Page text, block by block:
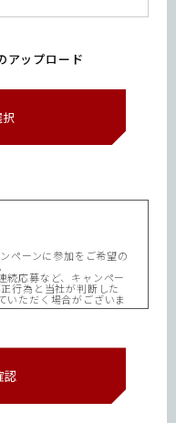
アップロード
ペーンに参加をご希望の
続応募など、キャンペー
行為と当社が判断した
いただく場合がございま
ンへ参加するものとしま
カウントの制限または
ねますので、あらかじめ
ート内容(テキスト及び画
ノ、わいせつ、俗悪、